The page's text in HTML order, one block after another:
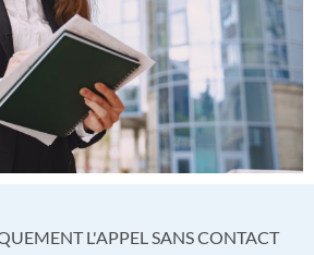
L'APPEL SANS CONTACT